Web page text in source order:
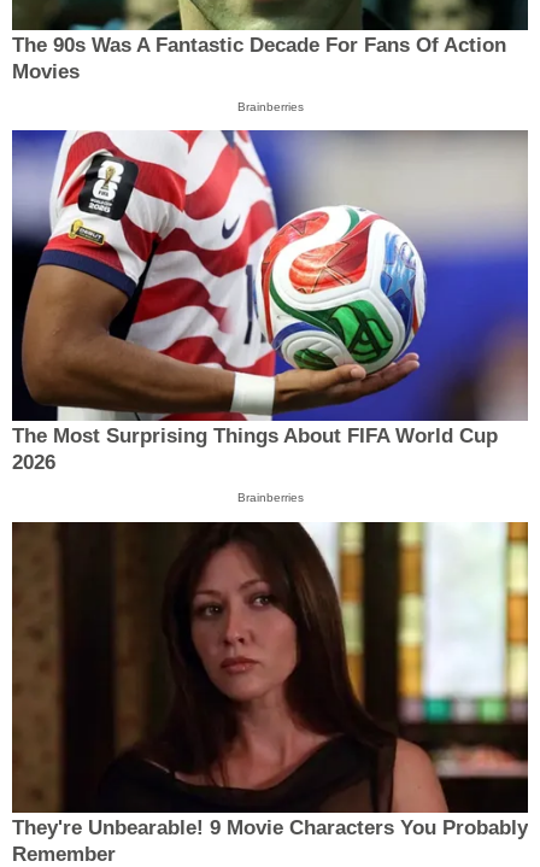
The 90s Was A Fantastic Decade For Fans Of Action
Movies
Brainberries
The Most Surprising Things About FIFA World Cup
2026
Brainberries
They're Unbearable! 9 Movie Characters You Probably
Remember